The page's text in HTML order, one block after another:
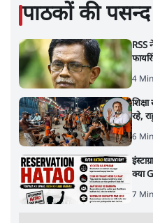
पाठकों की पसन्द
RSS
4 Min
रहे,
6 Min
क्या
7 Min